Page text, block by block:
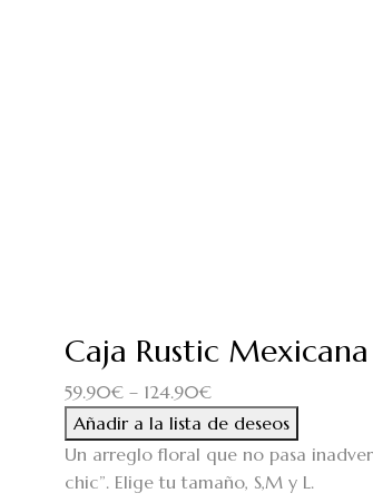
Caja Rustic Mexicana
59.90€– 124.90€
Añadir a la lista de deseos
Un arreglo floral que no pasa
chic”. Elige tu tamaño, S,M y L.